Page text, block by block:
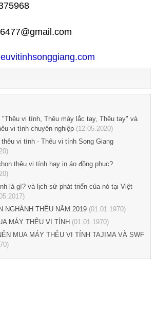
"Thêu vi tính, Thêu máy lắc tay, Thêu tay" và
vi tính chuyên nghiệp (12.05.2020)
vi tính - Thêu vi tính Song Giang
thêu vi tính hay in áo đồng phục?
là gì? và lịch sử phát triển của nó tại Việt
NGHÀNH THÊU NĂM 2019 (01.01.1970)
MÁY THÊU VI TÍNH (01.01.1970)
MUA MÁY THÊU VI TÍNH TAJIMA VÀ SWF